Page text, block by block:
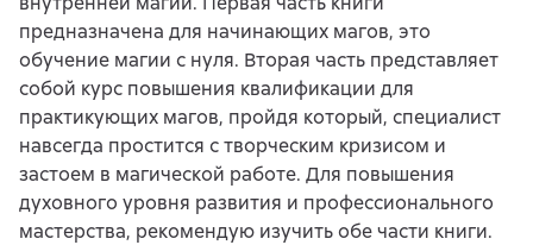
предназначена для начинающих магов, это
обучение магии с нуля. Вторая часть представляет
собой курс повышения квалификации для
практикующих магов, пройдя который, специалист
навсегда простится с творческим кризисом и
застоем в магической работе. Для повышения
духовного уровня развития и профессионального
мастерства, рекомендую изучить обе части книги.